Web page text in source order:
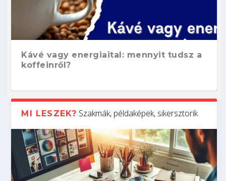
Kávé vagy energiaital: mennyit tudsz a
koffeinről?
MI LESZEK? Szakmák, példaképek, sikersztorik